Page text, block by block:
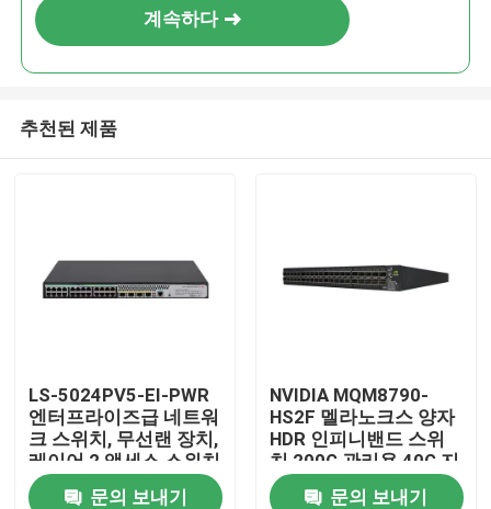
집
계속하다
추천된 제품
LS-5024PV5-EI-PWR
엔터프라이즈급 네트워
크 스위치, 무선랜 장치,
레이어 2 액세스 스위치
문의 보내기
NVIDIA MQM8790-
HS2F 멜라노크스 양자
HDR 인피니밴드 스위
치 200G 관리용 40G 지
능형
문의 보내기